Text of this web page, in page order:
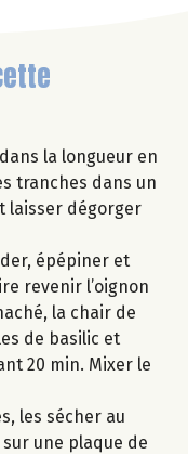
la longueur en
tranches dans un
laisser dégorger
épépiner et
revenir l’oignon
la chair de
de basilic et
20 min. Mixer le
les sécher au
une plaque de